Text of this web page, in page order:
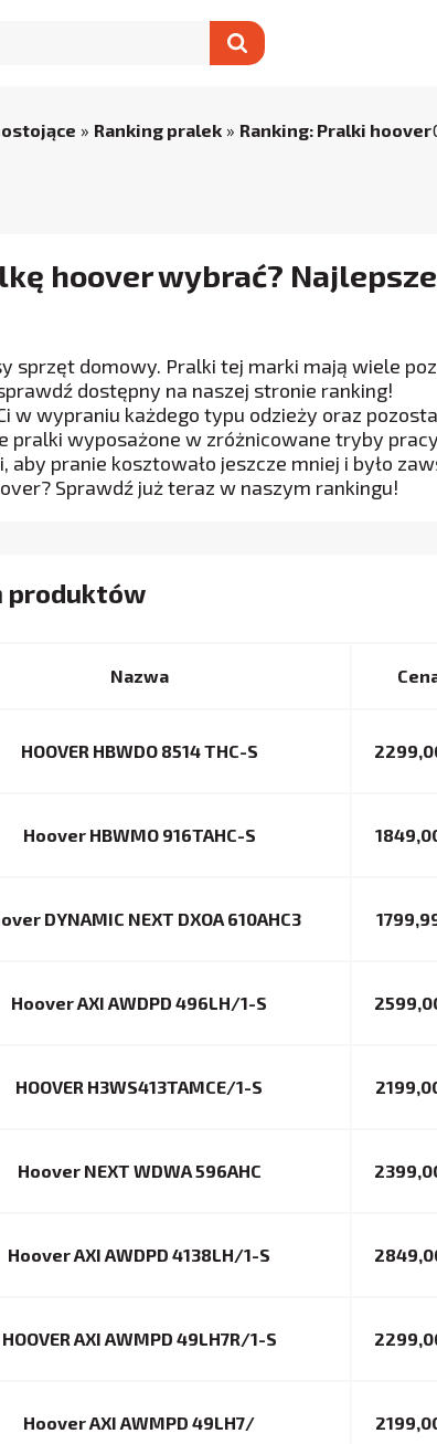
» Ranking pralek » Ranking: Pralki hoover
hoover wybrać?
sprzęt domowy. Pralki tej marki mają wiele
dostępny na naszej stronie ranking!
w wypraniu każdego typu odzieży oraz
wyposażone w zróżnicowane tryby
pranie kosztowało jeszcze mniej i było
Sprawdź już teraz w naszym rankingu!
produktów
Nazwa
HOOVER HBWDO 8514 THC-S
Hoover HBWMO 916TAHC-S
DYNAMIC NEXT DXOA 610AHC3
Hoover AXI AWDPD 496LH/1-S
HOOVER H3WS413TAMCE/1-S
Hoover NEXT WDWA 596AHC
Hoover AXI AWDPD 4138LH/1-S
HOOVER AXI AWMPD 49LH7R/1-S
Hoover AXI AWMPD 49LH7/